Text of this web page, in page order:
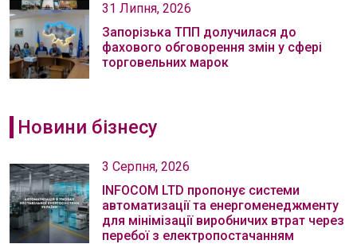
31 Липня, 2026
Запорізька ТПП долучилася до
фахового обговорення змін у сфері
торговельних марок
Новини бізнесу
3 Серпня, 2026
INFOCOM LTD пропонує системи
автоматизації та енергоменеджменту
для мінімізації виробничих втрат через
перебої з електропостачанням